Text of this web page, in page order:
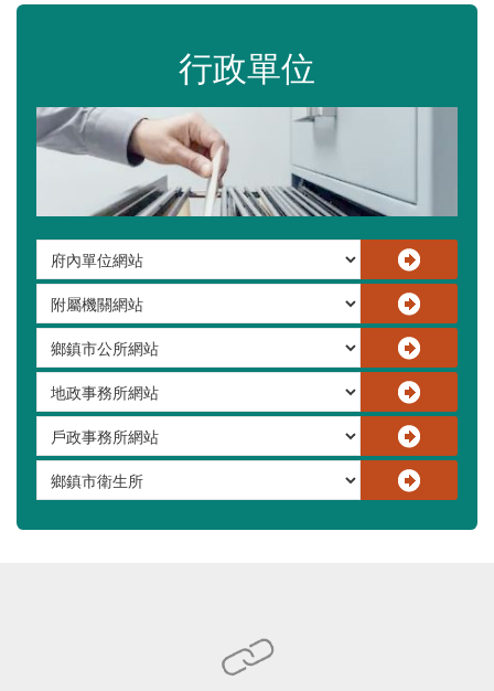
行政單位